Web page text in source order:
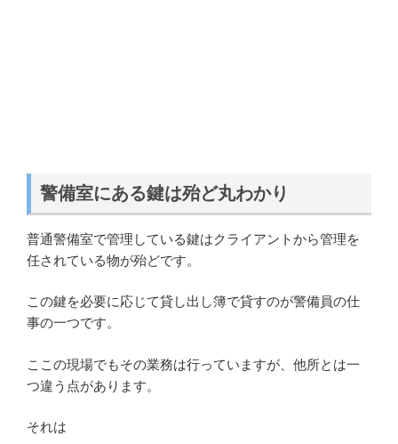
警備室にある鍵は殆ど丸わかり
普通警備室で管理している鍵はクライアントから管理を
任されている物が殆どです。
この鍵を必要に応じて貸し出し簿で貸すのが警備員の仕
事の一つです。
ここの現場でもその業務は行っていますが、他所とは一
つ違う点があります。
それは